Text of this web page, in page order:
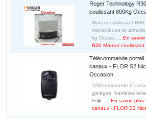
Roger Technology
coulissant 800Kg
Moteur coulissant
mécaniques et
kg Occas...
...En
R30 Moteur
Télécommande portail
canaux - FLOR S2
Occasion
Télécommande 2
garages, barrières
Fr�...
...En savoir
canaux - FLOR S2